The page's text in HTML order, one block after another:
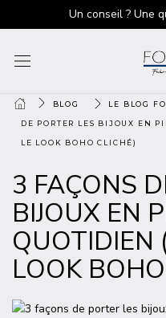
Un conseil ? Une
BLOG LE BLOG
DE PORTER LES BIJOUX EN
LE LOOK BOHO CLICHÉ)
3 FAÇONS
BIJOUX EN
QUOTIDIEN
LOOK